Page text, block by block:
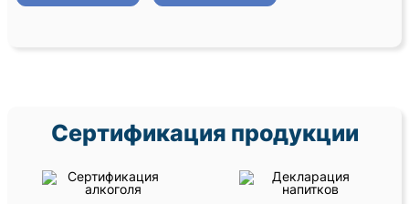
Сертификация продукции